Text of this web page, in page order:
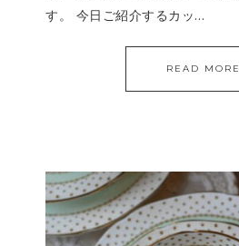
す。 今日ご紹介するカッ…
READ MORE